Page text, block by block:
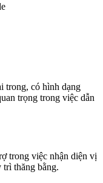
trong, có hình dạng
trọng trong việc dẫn
trong việc nhận diện vị
thăng bằng.